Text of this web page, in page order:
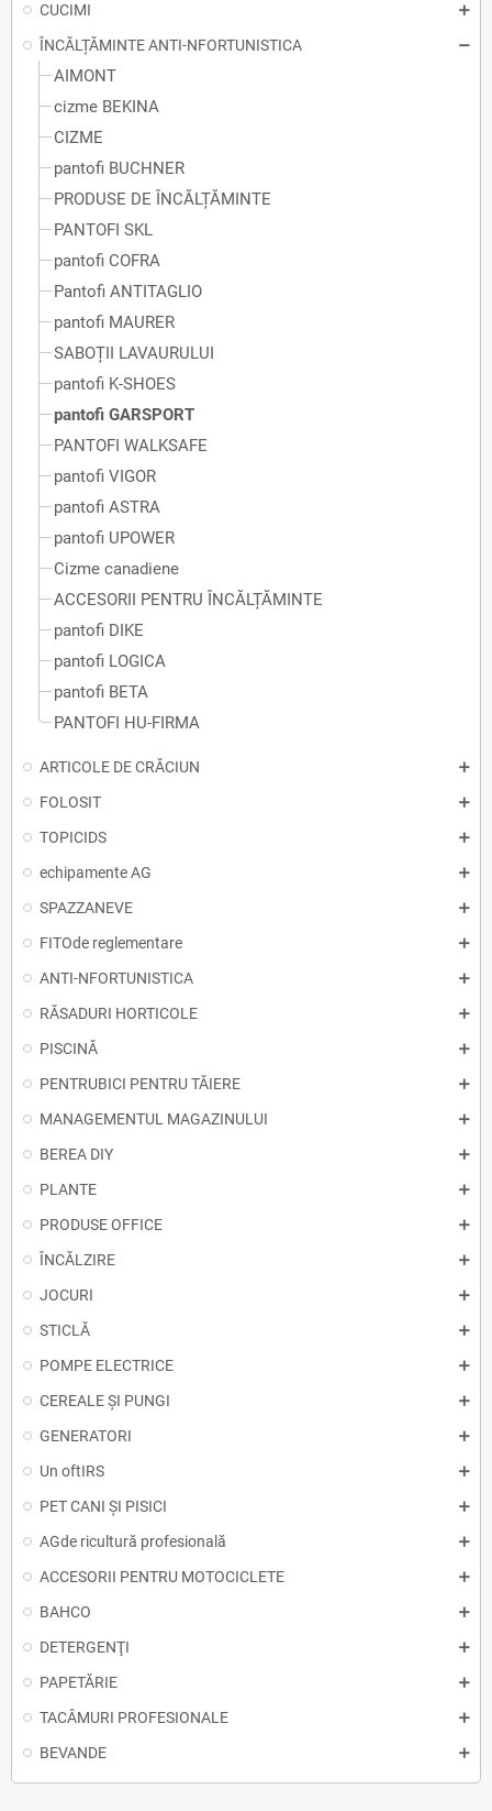
CUCIMI
ÎNCĂLȚĂMINTE ANTI-NFORTUNISTICA
AIMONT
cizme BEKINA
CIZME
pantofi BUCHNER
PRODUSE DE ÎNCĂLȚĂMINTE
PANTOFI SKL
pantofi COFRA
Pantofi ANTITAGLIO
pantofi MAURER
SABOȚII LAVAURULUI
pantofi K-SHOES
pantofi GARSPORT
PANTOFI WALKSAFE
pantofi VIGOR
pantofi ASTRA
pantofi UPOWER
Cizme canadiene
ACCESORII PENTRU ÎNCĂLȚĂMINTE
pantofi DIKE
pantofi LOGICA
pantofi BETA
PANTOFI HU-FIRMA
ARTICOLE DE CRĂCIUN
FOLOSIT
TOPICIDS
echipamente AG
SPAZZANEVE
FITOde reglementare
ANTI-NFORTUNISTICA
RĂSADURI HORTICOLE
PISCINĂ
PENTRUBICI PENTRU TĂIERE
MANAGEMENTUL MAGAZINULUI
BEREA DIY
PLANTE
PRODUSE OFFICE
ÎNCĂLZIRE
JOCURI
STICLĂ
POMPE ELECTRICE
CEREALE ȘI PUNGI
GENERATORI
Un oftIRS
PET CANI ȘI PISICI
AGde ricultură profesională
ACCESORII PENTRU MOTOCICLETE
BAHCO
DETERGENŢI
PAPETĂRIE
TACÂMURI PROFESIONALE
BEVANDE